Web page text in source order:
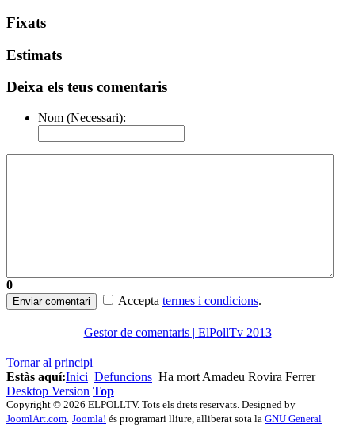
Fixats
Estimats
Deixa els teus comentaris
Nom (Necessari):
0
Enviar comentari Accepta termes i condicions.
Gestor de comentaris | ElPollTv 2013
Tornar al principi
Estàs aquí:Inici Defuncions Ha mort Amadeu Rovira Ferrer
Desktop Version Top
Copyright © 2026 ELPOLLTV. Tots els drets reservats. Designed by
JoomlArt.com. Joomla! és programari lliure, alliberat sota la GNU General